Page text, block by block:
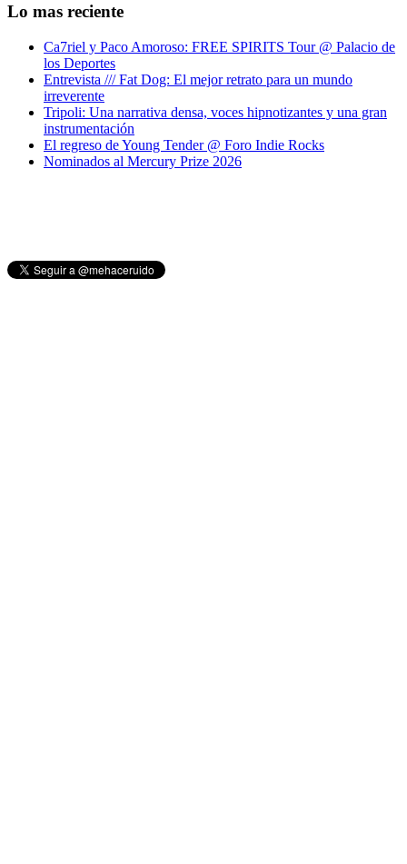
Lo mas reciente
Ca7riel y Paco Amoroso: FREE SPIRITS Tour @ Palacio de
los Deportes
Entrevista /// Fat Dog: El mejor retrato para un mundo
irreverente
Tripoli: Una narrativa densa, voces hipnotizantes y una gran
instrumentación
El regreso de Young Tender @ Foro Indie Rocks
Nominados al Mercury Prize 2026